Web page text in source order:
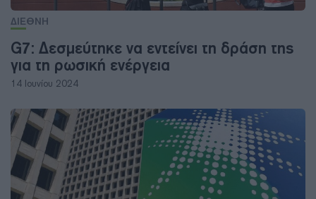
ΔΙΕΘΝΗ
G7: Δεσμεύτηκε να εντείνει τη δράση της
για τη ρωσική ενέργεια
14 Ιουνίου 2024